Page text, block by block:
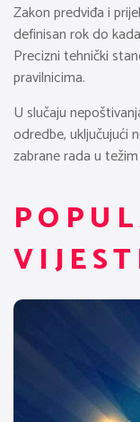
Zakon predviđa i
definisan rok do
Precizni tehnički
pravilnicima.
U slučaju
odredbe, uključujući
zabrane rada u